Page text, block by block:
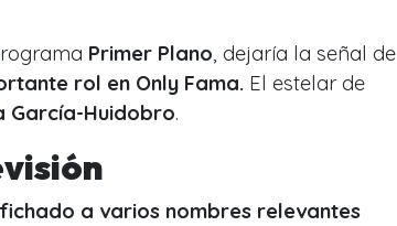
Primer Plano , dejaría la señal de
rol en Only Fama. El estelar de
García-Huidobro.
a varios nombres relevantes